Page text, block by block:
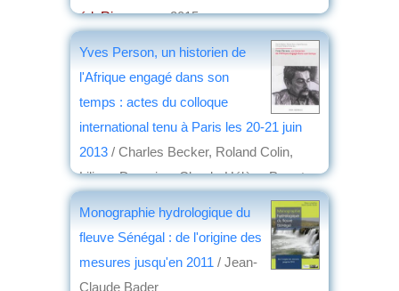
éd. Riveneuve, 2015
Yves Person, un historien de
l'Afrique engagé dans son
temps : actes du colloque
international tenu à Paris les 20-21 juin
2013 / Charles Becker, Roland Colin,
Liliane Daronian, Claude-Hélène Perrot
éd. Institut des mondes africains -
Monographie hydrologique du
fleuve Sénégal : de l'origine des
mesures jusqu'en 2011 / Jean-
Claude Bader